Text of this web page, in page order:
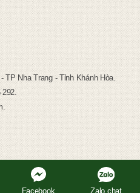
Nha Trang - Tỉnh Khánh Hòa.
Facebook Zalo chat